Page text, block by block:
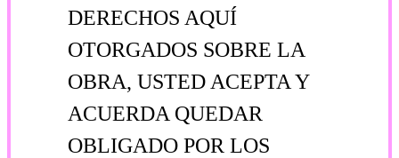
DERECHOS AQUÍ
OTORGADOS SOBRE LA
OBRA, USTED ACEPTA Y
ACUERDA QUEDAR
OBLIGADO POR LOS